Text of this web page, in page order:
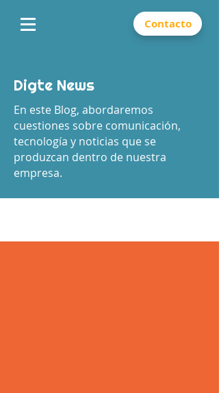
Contacto
Digte News
En este Blog, abordaremos
cuestiones sobre comunicación,
tecnología y noticias que se
produzcan dentro de nuestra
empresa.